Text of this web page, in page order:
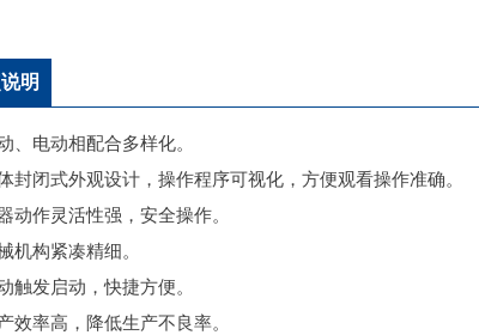
明
、电动相配合多样化。
封闭式外观设计，操作程序可视化，方便观看操作准确。
动作灵活性强，安全操作。
机构紧凑精细。
触发启动，快捷方便。
效率高，降低生产不良率。